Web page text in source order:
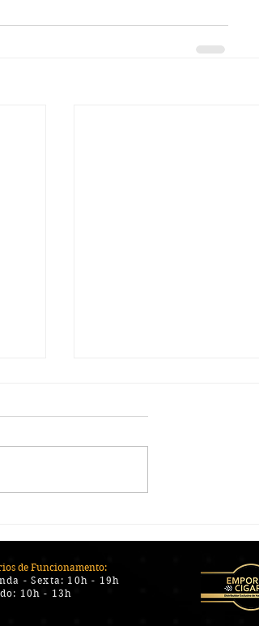
Novidades do Mercado.
de Funcionamento:
- Sexta: 10h - 19h
10h - 13h